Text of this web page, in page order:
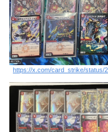
https://x.com/card_strike/status/